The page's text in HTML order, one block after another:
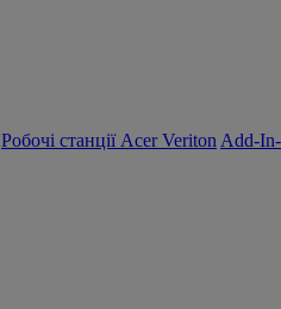
Робочі станції Acer Veriton Add-